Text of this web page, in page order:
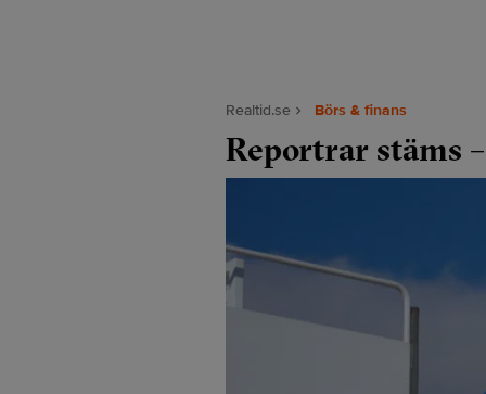
Realtid.se Börs & finans
Reportrar stäms